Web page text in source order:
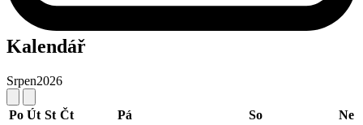
Kalendář
Srpen2026
Po Út St Čt Pá So
Ne